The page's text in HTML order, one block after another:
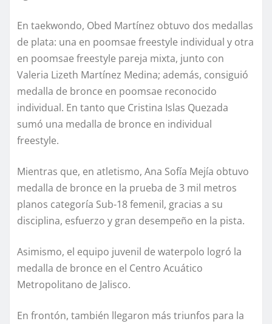
En taekwondo, Obed Martínez obtuvo dos medallas
de plata: una en poomsae freestyle individual y otra
en poomsae freestyle pareja mixta, junto con
Valeria Lizeth Martínez Medina; además, consiguió
medalla de bronce en poomsae reconocido
individual. En tanto que Cristina Islas Quezada
sumó una medalla de bronce en individual
freestyle.
Mientras que, en atletismo, Ana Sofía Mejía obtuvo
medalla de bronce en la prueba de 3 mil metros
planos categoría Sub-18 femenil, gracias a su
disciplina, esfuerzo y gran desempeño en la pista.
Asimismo, el equipo juvenil de waterpolo logró la
medalla de bronce en el Centro Acuático
Metropolitano de Jalisco.
En frontón, también llegaron más triunfos para la